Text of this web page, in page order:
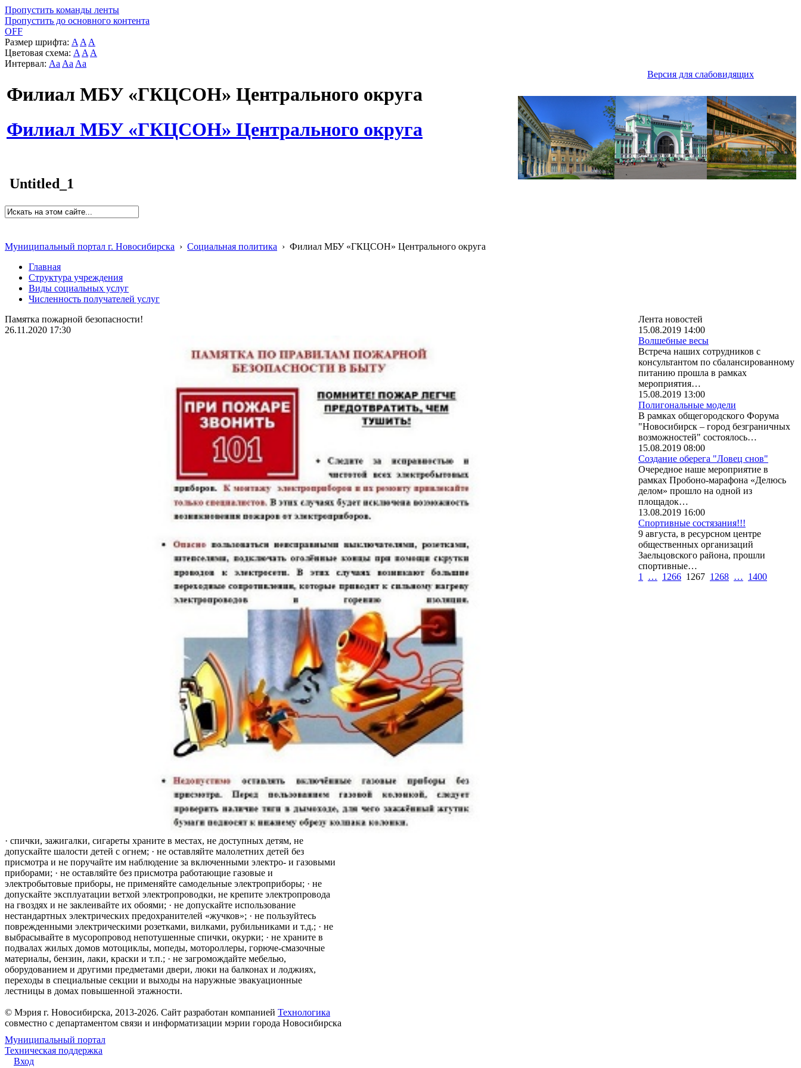
Пропустить команды ленты
Пропустить до основного контента
OFF
Размер шрифта: A A A
Цветовая схема: A A A
Интервал: Aa Aa Aa
Версия для слабовидящих
Филиал МБУ «ГКЦСОН» Центрального округа
Филиал МБУ «ГКЦСОН» Центрального округа
Untitled_1
Муниципальный портал г. Новосибирска › Социальная политика › Филиал МБУ «ГКЦСОН» Центрального округа
Главная
Структура учреждения
Виды социальных услуг
Численность получателей услуг
Памятка пожарной безопасности!
26.11.2020 17:30
· спички, зажигалки, сигареты храните в местах, не доступных детям, не
допускайте шалости детей с огнем; · не оставляйте малолетних детей без
присмотра и не поручайте им наблюдение за включенными электро- и газовыми
приборами; · не оставляйте без присмотра работающие газовые и
электробытовые приборы, не применяйте самодельные электроприборы; · не
допускайте эксплуатации ветхой электропроводки, не крепите электропровода
на гвоздях и не заклеивайте их обоями; · не допускайте использование
нестандартных электрических предохранителей «жучков»; · не пользуйтесь
поврежденными электрическими розетками, вилками, рубильниками и т.д.; · не
выбрасывайте в мусоропровод непотушенные спички, окурки; · не храните в
подвалах жилых домов мотоциклы, мопеды, мотороллеры, горюче-смазочные
материалы, бензин, лаки, краски и т.п.; · не загромождайте мебелью,
оборудованием и другими предметами двери, люки на балконах и лоджиях,
переходы в специальные секции и выходы на наружные эвакуационные
лестницы в домах повышенной этажности.
Лента новостей
15.08.2019 14:00
Волшебные весы
Встреча наших сотрудников с
консультантом по сбалансированному
питанию прошла в рамках
мероприятия…
15.08.2019 13:00
Полигональные модели
В рамках общегородского Форума
"Новосибирск – город безграничных
возможностей" состоялось…
15.08.2019 08:00
Создание оберега "Ловец снов"
Очередное наше мероприятие в
рамках Пробоно-марафона «Делюсь
делом» прошло на одной из
площадок…
13.08.2019 16:00
Спортивные состязания!!!
9 августа, в ресурсном центре
общественных организаций
Заельцовского района, прошли
спортивные…
1
… 1266 1267 1268 … 1400
© Мэрия г. Новосибирска, 2013-2026. Сайт разработан компанией Технологика
совместно с департаментом связи и информатизации мэрии города Новосибирска
Муниципальный портал
Техническая поддержка
Вход